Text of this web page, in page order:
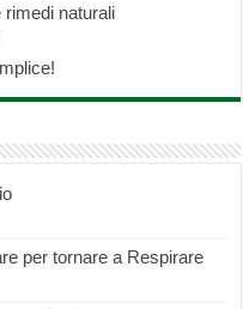
rimedi naturali
per tornare a Respirare